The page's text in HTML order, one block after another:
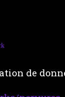
de